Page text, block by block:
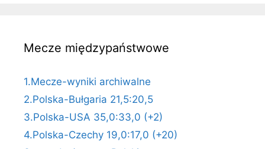
Mecze międzypaństwowe
1.Mecze-wyniki archiwalne
2.Polska-Bułgaria 21,5:20,5
3.Polska-USA 35,0:33,0 (+2)
4.Polska-Czechy 19,0:17,0 (+20)